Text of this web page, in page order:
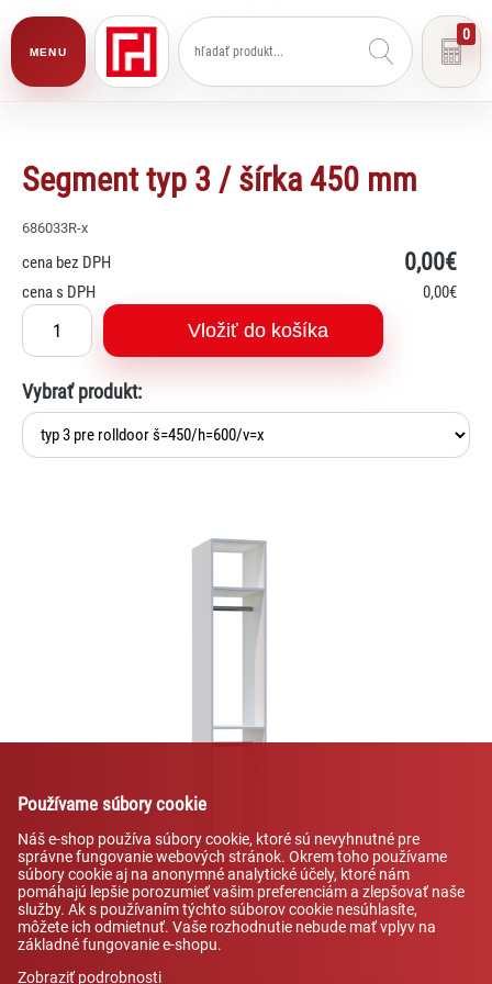
MENU
0
Segment typ 3 / šírka 450 mm
686033R-x
cena bez DPH 0,00€
cena s DPH 0,00€
Vložiť do košíka
Vybrať produkt:
Používame súbory cookie
Náš e-shop používa súbory cookie, ktoré sú nevyhnutné pre
správne fungovanie webových stránok. Okrem toho používame
súbory cookie aj na anonymné analytické účely, ktoré nám
pomáhajú lepšie porozumieť vašim preferenciám a zlepšovať naše
služby. Ak s používaním týchto súborov cookie nesúhlasíte,
môžete ich odmietnuť. Vaše rozhodnutie nebude mať vplyv na
základné fungovanie e-shopu.
Zobraziť podrobnosti
Lexi
vybavenie tried